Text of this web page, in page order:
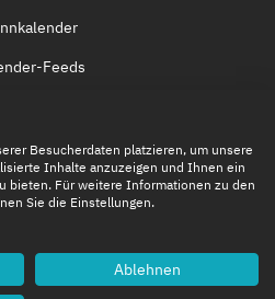
Feeds
Besucherdaten platzieren, um unsere
Inhalte anzuzeigen und Ihnen ein
bieten. Für weitere Informationen zu den
Sie die Einstellungen.
Ablehnen